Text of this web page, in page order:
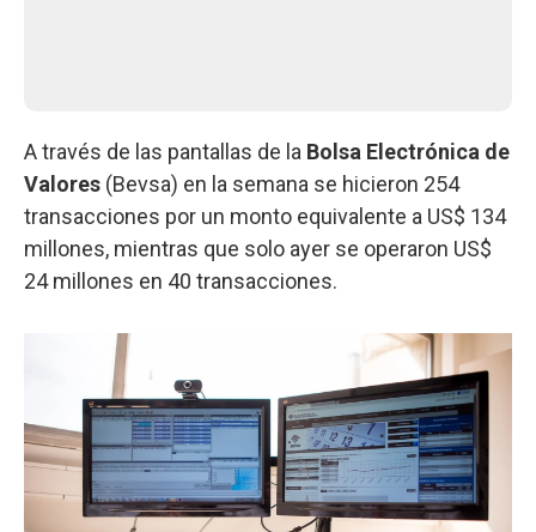
A través de las pantallas de la Bolsa Electrónica de
Valores (Bevsa) en la semana se hicieron 254
transacciones por un monto equivalente a US$ 134
millones, mientras que solo ayer se operaron US$
24 millones en 40 transacciones.